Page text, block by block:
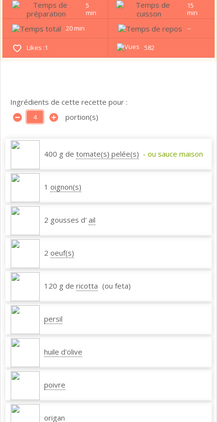
5
min
15
min
20 min
--
Likes :1 582
Ingrédients de cette recette pour :
portion(s)
400 g de tomate(s) pelée(s) - ou sauce maison
1 oignon(s)
2 gousses d' ail
2 oeuf(s)
120 g de ricotta (ou feta)
persil
huile d'olive
poivre
origan